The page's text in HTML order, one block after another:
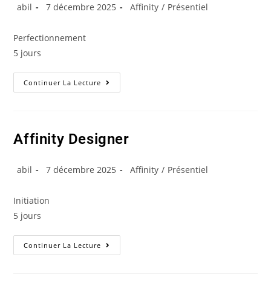
abil 7 décembre 2025 Affinity / Présentiel
Perfectionnement
5 jours
Continuer La Lecture
Affinity Designer
abil 7 décembre 2025 Affinity / Présentiel
Initiation
5 jours
Continuer La Lecture